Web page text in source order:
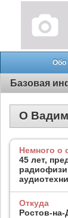
Обо
Базовая
О Вадим
Немного о
45 лет,
Откуда
Ростов-на-